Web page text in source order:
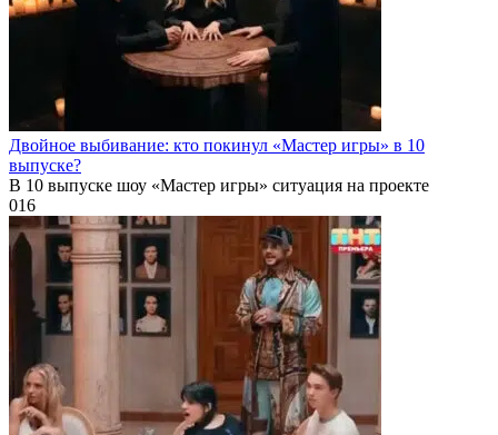
Двойное выбивание: кто покинул «Мастер игры» в 10
выпуске?
В 10 выпуске шоу «Мастер игры» ситуация на проекте
016